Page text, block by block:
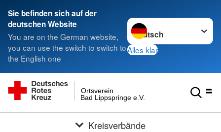
Sie befinden sich auf der
deutschen Website
You are on the German website,
you can use the switch to switch to
the English one
Sprache wechseln zu
Alles klar
Bad Lippspringe e.V.
Ortsverein
Kreisverbände